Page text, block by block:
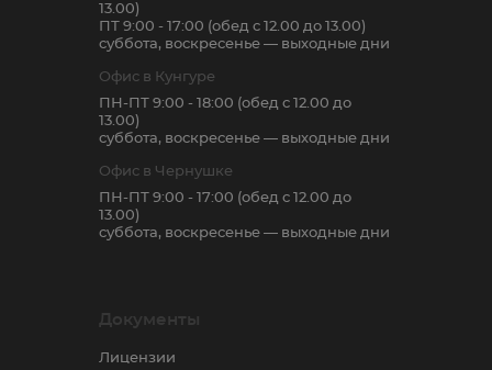
13.00)
ПТ 9:00 - 17:00 (обед с 12.00 до 13.00)
суббота, воскресенье — выходные дни
Офис в Кунгуре
ПН-ПТ 9:00 - 18:00 (обед с 12.00 до
13.00)
суббота, воскресенье — выходные дни
Офис в Чернушке
ПН-ПТ 9:00 - 17:00 (обед с 12.00 до
13.00)
суббота, воскресенье — выходные дни
Документы
Лицензии